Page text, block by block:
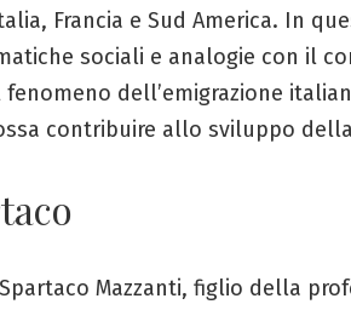
Francia e Sud America. In
sociali e analogie con il
dell’emigrazione
contribuire allo sviluppo
Mazzanti, figlio della